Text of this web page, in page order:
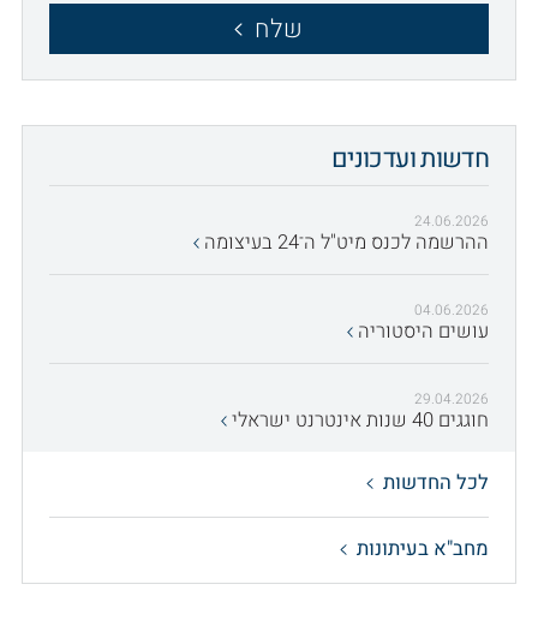
שלח
חדשות ועדכונים
24.06.2026
ההרשמה לכנס מיט"ל ה־24 בעיצומה
04.06.2026
עושים היסטוריה
29.04.2026
חוגגים 40 שנות אינטרנט ישראלי
לכל החדשות
מחב"א בעיתונות